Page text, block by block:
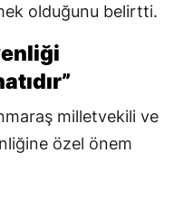
olduğunu belirtti.
milletvekili ve
özel önem